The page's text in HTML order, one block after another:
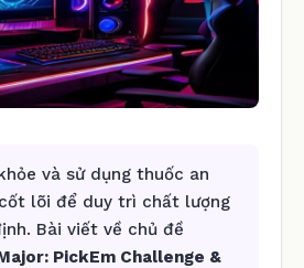
và sử dụng thuốc an
lõi để duy trì chất lượng
Bài viết về chủ đề
PickEm Challenge &